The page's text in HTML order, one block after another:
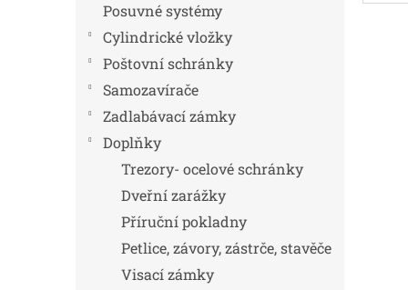
Posuvné systémy
Cylindrické vložky
Poštovní schránky
Samozavírače
Zadlabávací zámky
Doplňky
Trezory- ocelové schránky
Dveřní zarážky
Příruční pokladny
Petlice, závory, zástrče, stavěče
Visací zámky